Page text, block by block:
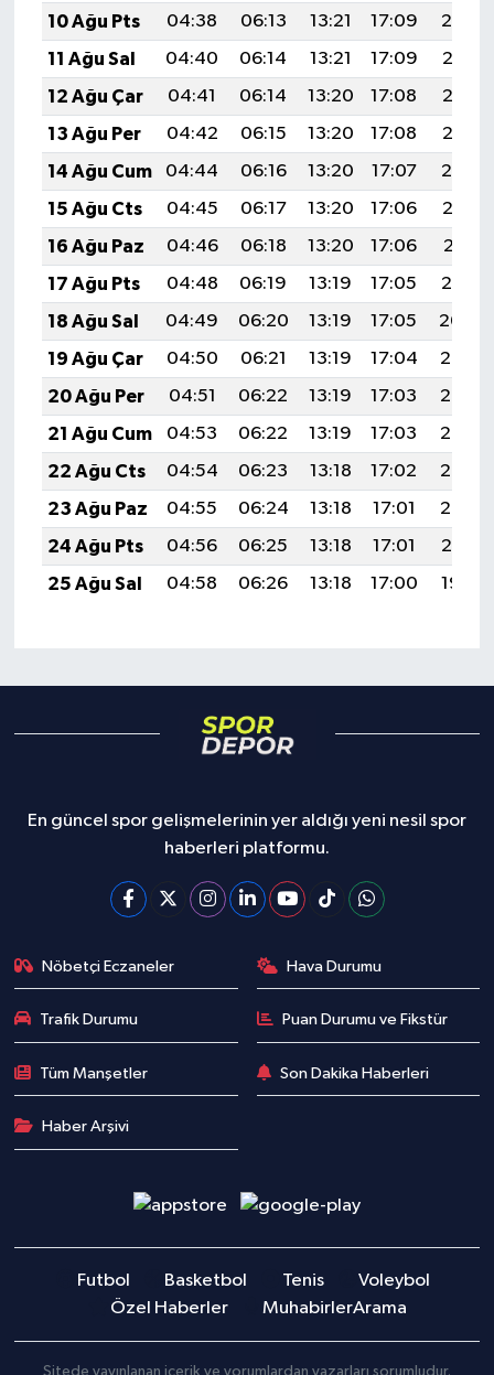
10 Ağu Pts
04:38 06:13 13:21 17:09
20:19
11 Ağu Sal
04:40 06:14 13:21 17:09
20:18
12 Ağu Çar
04:41 06:14 13:20 17:08
20:17
13 Ağu Per
04:42 06:15 13:20 17:08
20:15
14 Ağu Cum
04:44 06:16 13:20 17:07
20:14
15 Ağu Cts
04:45 06:17 13:20 17:06
20:13
16 Ağu Paz
04:46 06:18 13:20 17:06
20:11
17 Ağu Pts
04:48 06:19 13:19 17:05
20:10
18 Ağu Sal
04:49 06:20 13:19 17:05
20:09
19 Ağu Çar
04:50 06:21 13:19 17:04
20:07
20 Ağu Per
04:51 06:22 13:19 17:03
20:06
21 Ağu Cum
04:53 06:22 13:19 17:03
20:05
22 Ağu Cts
04:54 06:23 13:18 17:02
20:03
23 Ağu Paz
04:55 06:24 13:18 17:01
20:02
24 Ağu Pts
04:56 06:25 13:18 17:01
20:01
25 Ağu Sal
04:58 06:26 13:18 17:00 19:59
En güncel spor gelişmelerinin yer aldığı yeni nesil spor
haberleri platformu.
Nöbetçi Eczaneler Hava Durumu
Trafik Durumu Puan Durumu ve Fikstür
Tüm Manşetler Son Dakika Haberleri
Haber Arşivi
Futbol Basketbol Tenis
Voleybol
Özel Haberler
MuhabirlerArama